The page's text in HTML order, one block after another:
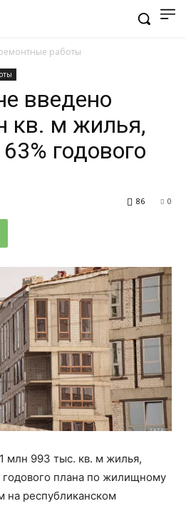
работы
введено
кв. м жилья,
годового
0
86
млн 993 тыс. кв. м жилья,
годового плана по жилищному
на республиканском